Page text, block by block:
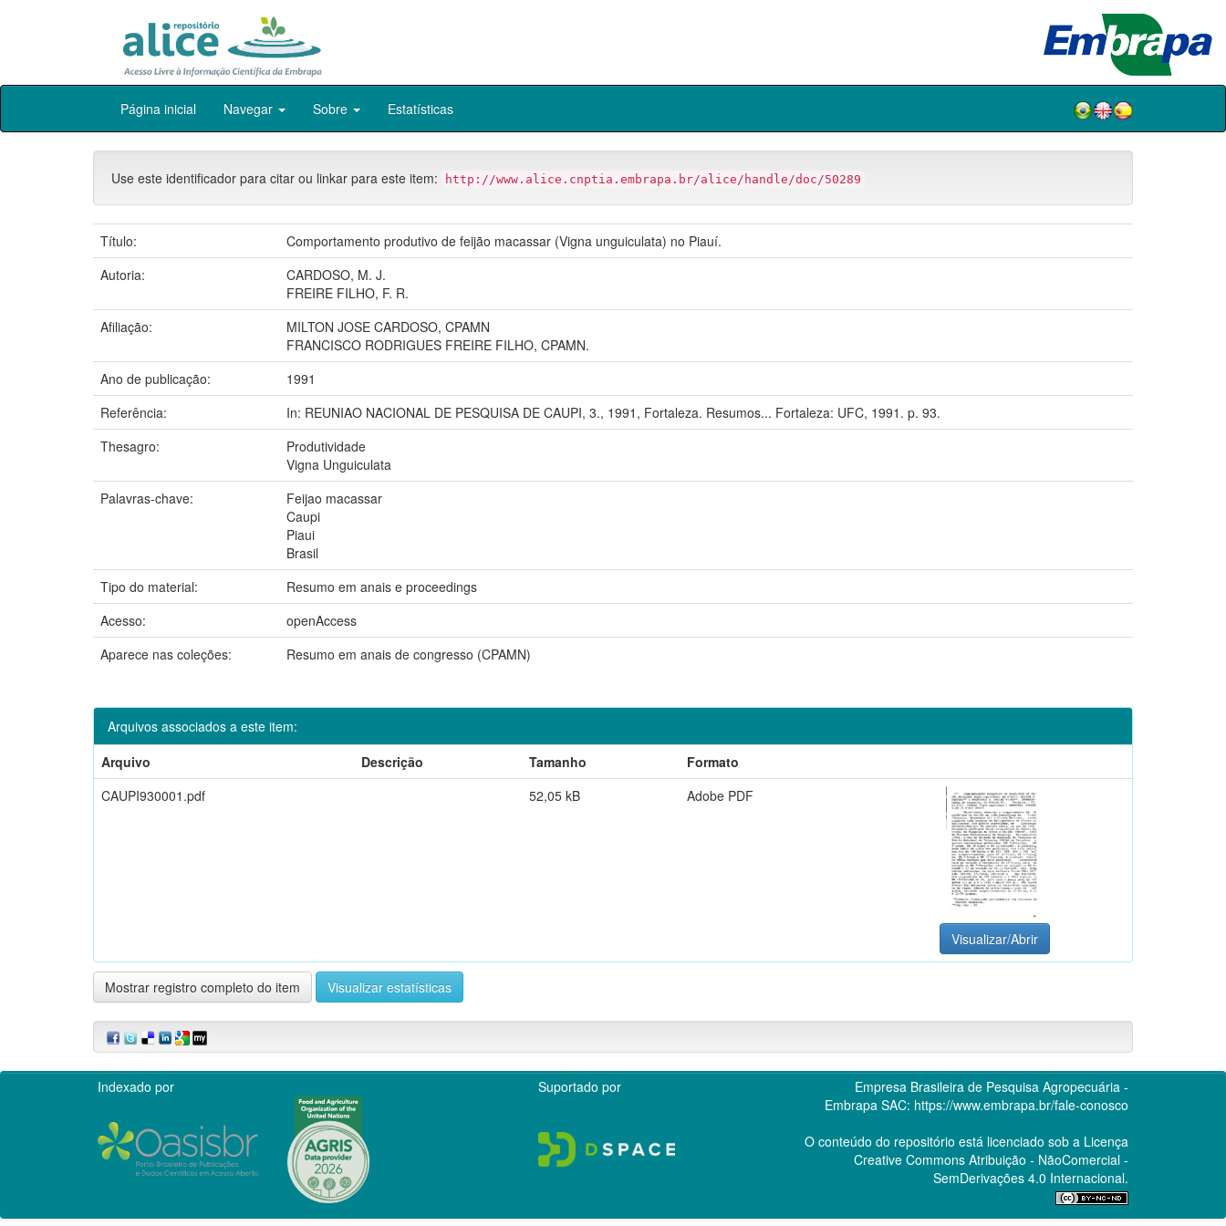
Skip
Página inicial Navegar Sobre Estatísticas
Use este identificador para citar ou linkar para este item: http://www.alice.cnptia.embrapa.br/alice/handle/doc/50289
Título:
Comportamento produtivo de feijão macassar (Vigna unguiculata) no Piauí.
Autoria:
CARDOSO, M. J.
FREIRE FILHO, F. R.
Afiliação:
MILTON JOSE CARDOSO, CPAMN
FRANCISCO RODRIGUES FREIRE FILHO, CPAMN.
Ano de publicação:
1991
Referência:
In: REUNIAO NACIONAL DE PESQUISA DE CAUPI, 3., 1991, Fortaleza. Resumos... Fortaleza: UFC, 1991. p. 93.
Thesagro:
Produtividade
Vigna Unguiculata
Palavras-chave:
Feijao macassar
Caupi
Piaui
Brasil
Tipo do material:
Resumo em anais e proceedings
Acesso:
openAccess
Aparece nas coleções:
Resumo em anais de congresso (CPAMN)
Arquivos associados a este item:
Arquivo
Descrição Tamanho
Formato
CAUPI930001.pdf
52,05 kB Adobe PDF
Visualizar/Abrir
Mostrar registro completo do item Visualizar estatísticas
Indexado por Suportado por
Empresa Brasileira de Pesquisa Agropecuária -
Embrapa SAC: https://www.embrapa.br/fale-conosco
O conteúdo do repositório está licenciado sob a Licença
Creative CommonsAtribuição - NãoComercial -
SemDerivações 4.0 Internacional.